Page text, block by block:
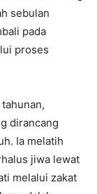
sebulan
pada
proses
dirancang
Ia melatih
jiwa lewat
melalui zakat